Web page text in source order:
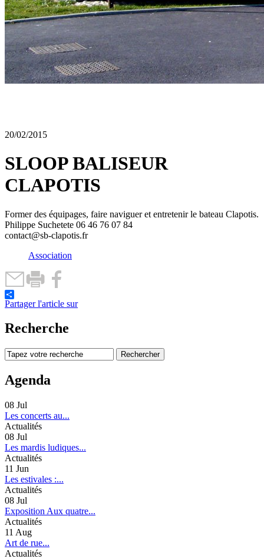
20/02/2015
SLOOP BALISEUR
CLAPOTIS
Former des équipages, faire naviguer et entretenir le bateau Clapotis.
Philippe Suchetete 06 46 76 07 84
contact@sb-clapotis.fr
Association
Partager l'article sur
Recherche
Agenda
08 Jul
Les concerts au...
Actualités
08 Jul
Les mardis ludiques...
Actualités
11 Jun
Les estivales :...
Actualités
08 Jul
Exposition Aux quatre...
Actualités
11 Aug
Art de rue...
Actualités